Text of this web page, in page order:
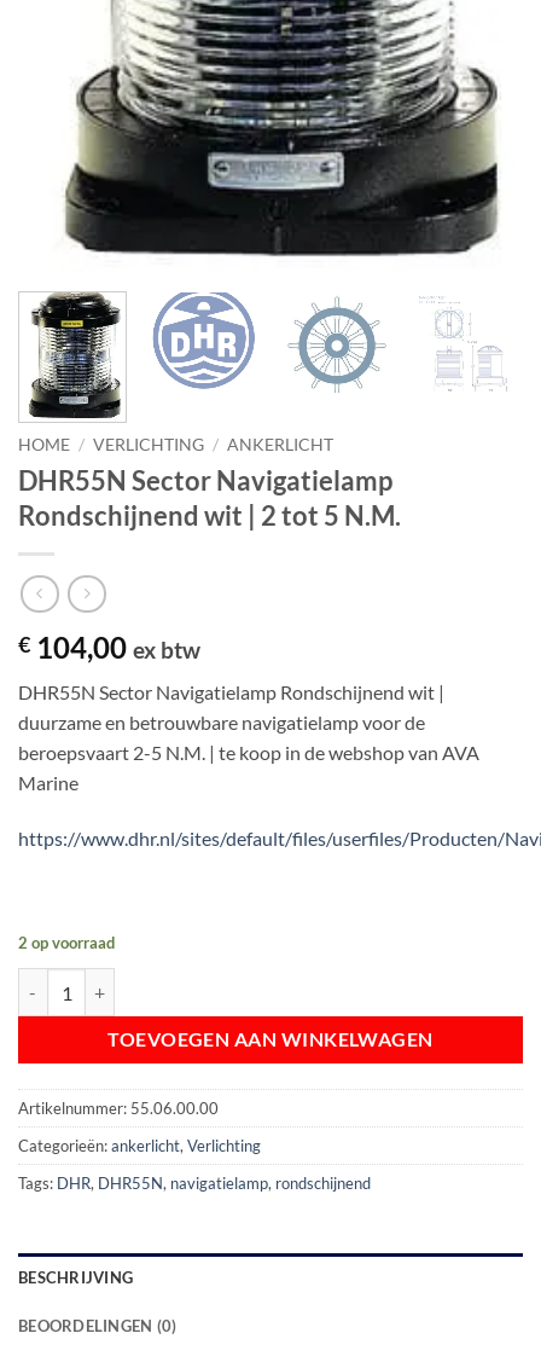
HOME / VERLICHTING / ANKERLICHT
DHR55N Sector Navigatielamp
Rondschijnend wit | 2 tot 5 N.M.
€ 104,00 ex btw
DHR55N Sector Navigatielamp Rondschijnend wit |
duurzame en betrouwbare navigatielamp voor de
beroepsvaart 2-5 N.M. | te koop in de webshop van AVA
Marine
https://www.dhr.nl/sites/default/files/userfiles/Producten/
2 op voorraad
TOEVOEGEN AAN WINKELWAGEN
Artikelnummer: 55.06.00.00
Categorieën:ankerlicht, Verlichting
Tags: DHR, DHR55N, navigatielamp, rondschijnend
BESCHRIJVING
BEOORDELINGEN (0)